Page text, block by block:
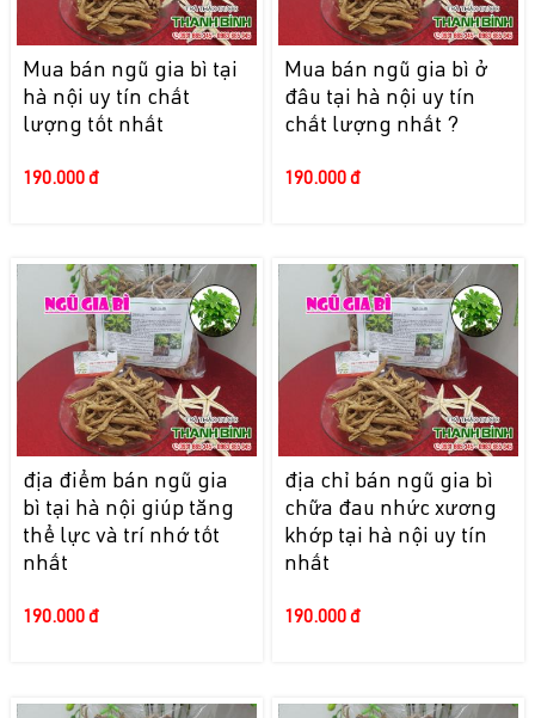
Mua bán ngũ gia bì tại
hà nội uy tín chất
lượng tốt nhất
190.000 đ
Mua bán ngũ gia bì ở
đâu tại hà nội uy tín
chất lượng nhất ?
190.000 đ
địa điểm bán ngũ gia
bì tại hà nội giúp tăng
thể lực và trí nhớ tốt
nhất
190.000 đ
địa chỉ bán ngũ gia bì
chữa đau nhức xương
khớp tại hà nội uy tín
nhất
190.000 đ